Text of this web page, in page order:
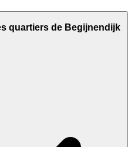
quartiers de Begijnendijk